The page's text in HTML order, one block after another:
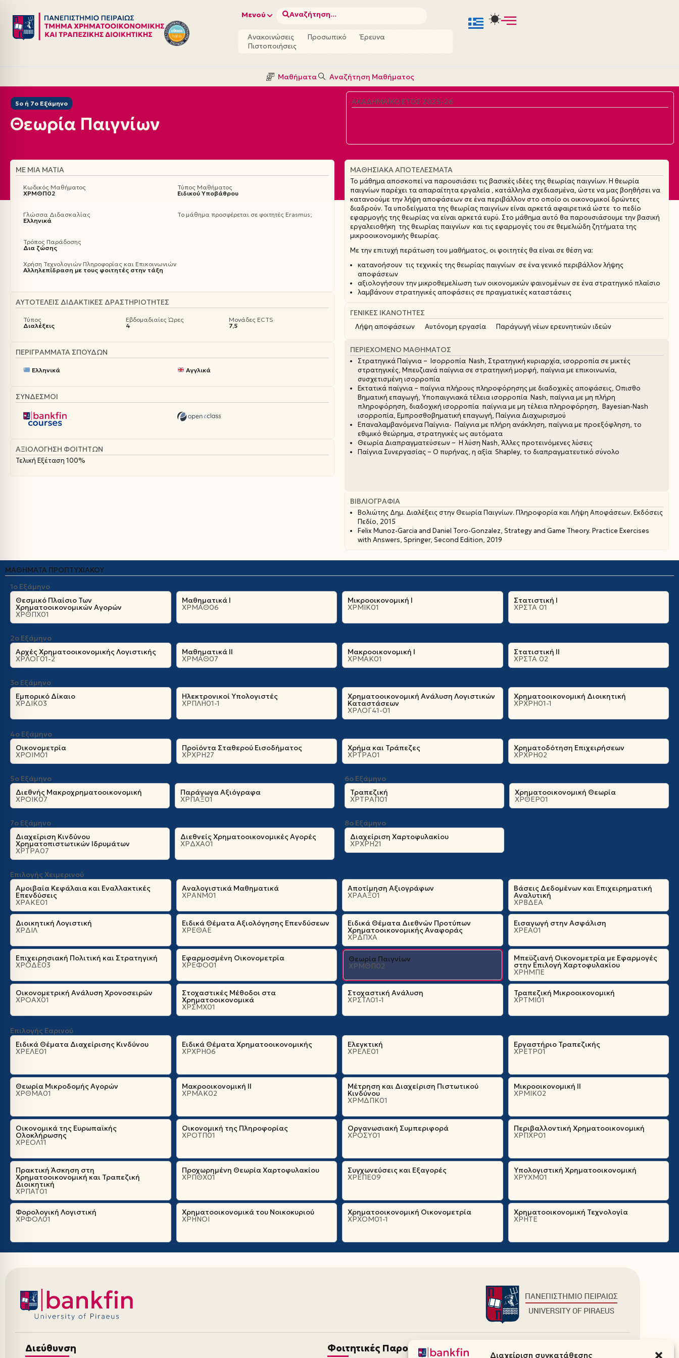
Διαχείριση συγκατάθεσης
Μεταπηδήστε
στο
Μενού Αναζήτηση...
Ανακοινώσεις Προσωπικό
Έρευνα
Πιστοποιήσεις
Μαθήματα Αναζήτηση Μαθήματος
5ο ή 7ο Εξάμηνο
Θεωρία Παιγνίων
ΑΚΑΔΗΜΑΪΚΌ ΈΤΟΣ 2025-26
ΜΕ ΜΙΑ ΜΑΤΙΆ
Κωδικός Μαθήματος
ΧΡΜΘΠ02
Τύπος Μαθήματος
Ειδικού Υποβάθρου
Γλώσσα Διδασκαλίας
Ελληνικά
Το μάθημα προσφέρεται σε φοιτητές Erasmus;
Τρόπος Παράδοσης
Δια ζώσης
Χρήση Τεχνολογιών Πληροφορίας και Επικοινωνιών
Αλληλεπίδραση με τους φοιτητές στην τάξη
ΑΥΤΟΤΕΛΕΊΣ ΔΙΔΑΚΤΙΚΈΣ ΔΡΑΣΤΗΡΙΌΤΗΤΕΣ
Τύπος
Διαλέξεις
Εβδομαδιαίες Ώρες
4
Μονάδες ECTS
7,5
ΠΕΡΙΓΡΆΜΜΑΤΑ ΣΠΟΥΔΏΝ
Ελληνικά Αγγλικά
ΣΥΝΔΕΣΜΟΙ
ΑΞΙΟΛΌΓΗΣΗ ΦΟΙΤΗΤΏΝ
Τελική Εξέταση 100%
ΜΑΘΗΣΙΑΚΆ ΑΠΟΤΕΛΈΣΜΑΤΑ
Το μάθημα αποσκοπεί να παρουσιάσει τις βασικές ιδέες της θεωρίας παιγνίων. Η θεωρία
παιγνίων παρέχει τα απαραίτητα εργαλεία , κατάλληλα σχεδιασμένα, ώστε να μας βοηθήσει να
κατανοούμε την λήψη αποφάσεων σε ένα περιβάλλον στο οποίο οι οικονομικοί δρώντες
διαδρούν. Τα υποδείγματα της θεωρίας παιγνίων είναι αρκετά αφαιρετικά ώστε το πεδίο
εφαρμογής της θεωρίας να είναι αρκετά ευρύ. Στο μάθημα αυτό θα παρουσιάσουμε την βασική
εργαλειοθήκη της θεωρίας παιγνίων και τις εφαρμογές του σε θεμελιώδη ζητήματα της
μικροοικονομικής θεωρίας.
Με την επιτυχή περάτωση του μαθήματος, οι φοιτητές θα είναι σε θέση να:
κατανοήσουν τις τεχνικές της θεωρίας παιγνίων σε ένα γενικό περιβάλλον λήψης
αποφάσεων
αξιολογήσουν την μικροθεμελίωση των οικονομικών φαινομένων σε ένα στρατηγικό πλαίσιο
λαμβάνουν στρατηγικές αποφάσεις σε πραγματικές καταστάσεις
ΓΕΝΙΚΈΣ ΙΚΑΝΌΤΗΤΕΣ
Λήψη αποφάσεων Αυτόνομη εργασία Παράγωγή νέων ερευνητικών ιδεών
ΠΕΡΙΕΧΌΜΕΝΟ ΜΑΘΉΜΑΤΟΣ
Στρατηγικά Παίγνια – Ισορροπία Nash, Στρατηγική κυριαρχία, ισορροπία σε μικτές
στρατηγικές, Μπευζιανά παίγνια σε στρατηγική μορφή, παίγνια με επικοινωνία,
συσχετισμένη ισορροπία
Εκτατικά παίγνια – παίγνια πλήρους πληροφόρησης με διαδοχικές αποφάσεις, Οπισθο
Βηματική επαγωγή, Υποπαιγνιακά τέλεια ισορροπία Nash, παίγνια με μη πλήρη
πληροφόρηση, διαδοχική ισορροπία παίγνια με μη τέλεια πληροφόρηση, Bayesian-Nash
ισορροπία, Εμπροσθοβηματική επαγωγή, Παίγνια Διαχωρισμού
Επαναλαμβανόμενα Παίγνια- Παίγνια με πλήρη ανάκληση, παίγνια με προεξόφληση, το
εθιμικό θεώρημα, στρατηγικές ως αυτόματα
Θεωρία Διαπραγματεύσεων – Η λύση Nash, Άλλες προτεινόμενες λύσεις
Παίγνια Συνεργασίας – Ο πυρήνας, η αξία Shapley, το διαπραγματευτικό σύνολο
ΒΙΒΛΙΟΓΡΑΦΊΑ
Βολιώτης Δημ. Διαλέξεις στην Θεωρία Παιγνίων. Πληροφορία και Λήψη Αποφάσεων. Εκδόσεις
Πεδίο, 2015
Felix Munoz-Garcia and Daniel Toro-Gonzalez, Strategy and Game Theory. Practice Exercises
with Answers, Springer, Second Edition, 2019
ΜΑΘΉΜΑΤΑ ΠΡΟΠΤΥΧΙΑΚΟΎ
1ο Εξάμηνο
Θεσμικό Πλαίσιο Των
Χρηματοοικονομικών Αγορών
ΧΡΘΠΧ01
Μαθηματικά Ι
ΧΡΜΑΘ06
Μικροοικονομική Ι
ΧΡΜΙΚ01
Στατιστική Ι
ΧΡΣΤΑ 01
2ο Εξάμηνο
Αρχές Χρηματοοικονομικής Λογιστικής
ΧΡΛΟΓ01-2
Μαθηματικά ΙΙ
ΧΡΜΑΘ07
Μακροοικονομική Ι
ΧΡΜΑΚ01
Στατιστική ΙΙ
ΧΡΣΤΑ 02
3ο Εξάμηνο
Εμπορικό Δίκαιο
ΧΡΔΙΚ03
Ηλεκτρονικοί Υπολογιστές
ΧΡΠΛΗ01-1
Χρηματοοικονομική Ανάλυση Λογιστικών
Καταστάσεων
ΧΡΛΟΓ41-01
Χρηματοοικονομική Διοικητική
ΧΡΧΡΗ01-1
4ο Εξάμηνο
Οικονομετρία
ΧΡΟΙΜ01
Προϊόντα Σταθερού Εισοδήματος
ΧΡΧΡΗ27
Χρήμα και Τράπεζες
ΧΡΤΡΑ01
Χρηματοδότηση Επιχειρήσεων
ΧΡΧΡΗ02
5ο Εξάμηνο
Διεθνής Μακροχρηματοοικονομική
ΧΡΟΙΚ07
Παράγωγα Αξιόγραφα
ΧΡΠΑΞ01
6ο Εξάμηνο
Τραπεζική
ΧΡΤΡΑΠ01
Χρηματοοικονομική Θεωρία
ΧΡΘΕΡ01
7ο Εξάμηνο
Διαχείριση Κινδύνου
Χρηματοπιστωτικών Ιδρυμάτων
ΧΡΤΡΑ07
Διεθνείς Χρηματοοικονομικές Αγορές
ΧΡΔΧΑ01
8ο Εξάμηνο
Διαχείριση Χαρτοφυλακίου
ΧΡΧΡΗ21
Επιλογής Χειμερινού
Αμοιβαία Κεφάλαια και Εναλλακτικές
Επενδύσεις
ΧΡΑΚΕ01
Αναλογιστικά Μαθηματικά
ΧΡΑΝΜ01
Αποτίμηση Αξιογράφων
ΧΡΑΑΞ01
Βάσεις Δεδομένων και Επιχειρηματική
Αναλυτική
ΧΡΒΔΕΑ
Διοικητική Λογιστική
ΧΡΔΙΛ
Ειδικά Θέματα Αξιολόγησης Επενδύσεων
ΧΡΕΘΑΕ
Ειδικά Θέματα Διεθνών Προτύπων
Χρηματοοικονομικής Αναφοράς
ΧΡΔΠΧΑ
Εισαγωγή στην Ασφάλιση
ΧΡΕΑ01
Επιχειρησιακή Πολιτική και Στρατηγική
ΧΡΟΔΕ03
Εφαρμοσμένη Οικονομετρία
ΧΡΕΦΟ01
Θεωρία Παιγνίων
ΧΡΜΘΠ02
Μπεϋζιανή Οικονομετρία με Εφαρμογές
στην Επιλογή Χαρτοφυλακίου
ΧΡΗΜΠΕ
Οικονομετρική Ανάλυση Χρονοσειρών
ΧΡΟΑΧ01
Στοχαστικές Μέθοδοι στα
Χρηματοοικονομικά
ΧΡΣΜΧ01
Στοχαστική Ανάλυση
ΧΡΣΤΛ01-1
Τραπεζική Μικροοικονομική
ΧΡΤΜΙ01
Επιλογής Εαρινού
Ειδικά Θέματα Διαχείρισης Κινδύνου
ΧΡΕΛΕ01
Ειδικά Θέματα Χρηματοοικονομικής
ΧΡΧΡΗ06
Ελεγκτική
ΧΡΕΛΕ01
Εργαστήριο Τραπεζικής
ΧΡΕΤΡ01
Θεωρία Μικροδομής Αγορών
ΧΡΘΜΑ01
Μακροοικονομική ΙΙ
ΧΡΜΑΚ02
Μέτρηση και Διαχείριση Πιστωτικού
Κινδύνου
ΧΡΜΔΠΚ01
Μικροοικονομική ΙΙ
ΧΡΜΙΚ02
Οικονομικά της Ευρωπαϊκής
Ολοκλήρωσης
ΧΡΕΟΛ11
Οικονομική της Πληροφορίας
ΧΡΟΤΠ01
Οργανωσιακή Συμπεριφορά
ΧΡΟΣΥ01
Περιβαλλοντική Χρηματοοικονομική
ΧΡΠΧΡ01
Πρακτική Άσκηση στη
Χρηματοοικονομική και Τραπεζική
Διοικητική
ΧΡΠΑΤ01
Προχωρημένη Θεωρία Χαρτοφυλακίου
ΧΡΠΘΧ01
Συγχωνεύσεις και Εξαγορές
ΧΡΕΠΕ09
Υπολογιστική Χρηματοοικονομική
ΧΡΥΧΜ01
Φορολογική Λογιστική
ΧΡΦΟΛ01
Χρηματοοικονομικά του Νοικοκυριού
ΧΡΗΝΟΙ
Χρηματοοικονομική Οικονομετρία
ΧΡΧΟΜ01-1
Χρηματοοικονομική Τεχνολογία
ΧΡΗΤΕ
Διεύθυνση Φοιτητικές Παροχές